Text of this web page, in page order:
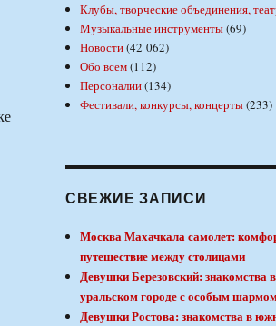
Клубы, творческие объединения,
Музыкальные инструменты(69)
Новости(42 062)
Обо всем(112)
Персоналии(134)
Фестивали, конкурсы, концерты(233)
СВЕЖИЕ ЗАПИСИ
Москва Махачкала самолет:
путешествие между столицами
Девушки Березовский: знакомства в
уральском городе с особым
Девушки Ростова: знакомства в